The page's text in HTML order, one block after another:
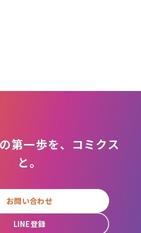
第一歩を、コミクス
と。
お問い合わせ
LINE登録